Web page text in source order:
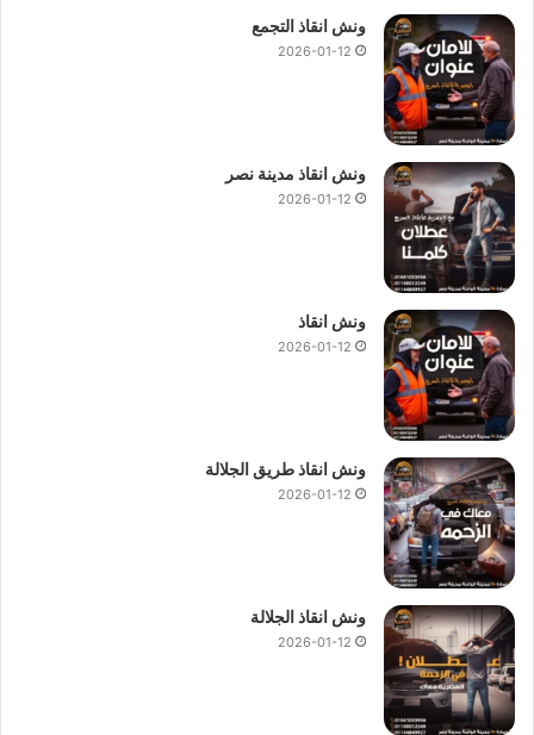
ونش انقاذ التجمع
2026-01-12
ونش انقاذ مدينة نصر
2026-01-12
ونش انقاذ
2026-01-12
ونش انقاذ طريق الجلالة
2026-01-12
ونش انقاذ الجلالة
2026-01-12